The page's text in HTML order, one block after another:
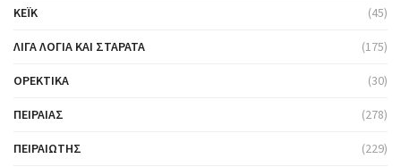
ΚΈΙΚ (45)
ΛΊΓΑ ΛΌΓΙΑ ΚΑΙ ΣΤΑΡΆΤΑ (175)
ΟΡΕΚΤΙΚΆ (30)
ΠΕΙΡΑΙΆΣ (278)
ΠΕΙΡΑΙΏΤΗΣ (229)